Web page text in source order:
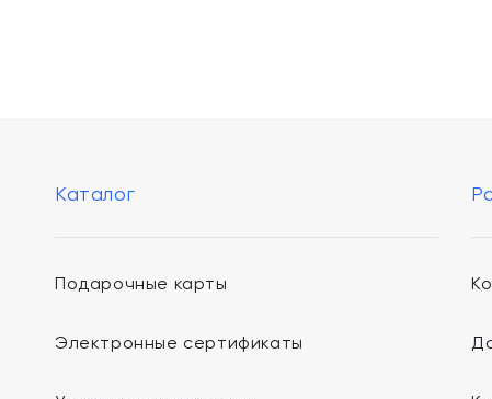
Каталог
Подарочные карты
Электронные сертификаты